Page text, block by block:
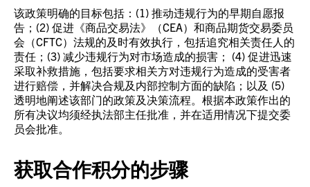
该政策明确的目标包括：(1) 推动违规行为的早期自愿报
告；(2) 促进《商品交易法》（CEA）和商品期货交易委员
会（CFTC）法规的及时有效执行，包括追究相关责任人的
责任；(3) 减少违规行为对市场造成的损害； (4) 促进迅速
采取补救措施，包括要求相关方对违规行为造成的受害者
进行赔偿，并解决合规及内部控制方面的缺陷；以及 (5)
透明地阐述该部门的政策及决策流程。根据本政策作出的
所有决议均须经执法部主任批准，并在适用情况下提交委
员会批准。
获取合作积分的步骤